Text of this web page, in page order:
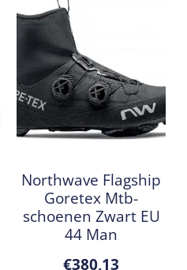
Northwave Flagship
Goretex Mtb-
schoenen Zwart EU
44 Man
€380,13